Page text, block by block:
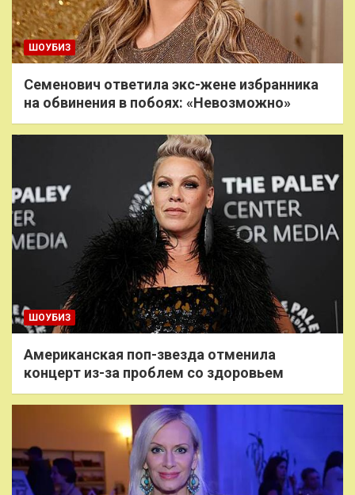
ШОУБИЗ
Семенович ответила экс-жене избранника
на обвинения в побоях: «Невозможно»
ШОУБИЗ
Американская поп-звезда отменила
концерт из-за проблем со здоровьем